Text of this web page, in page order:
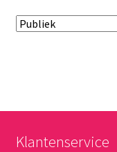
Klantenservice